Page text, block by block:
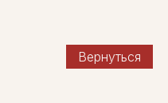
Вернуться